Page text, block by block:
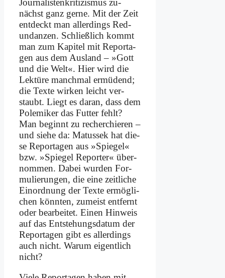
Jour­na­li­sten­kri­ti­zis­mus zu­
nächst ganz ger­ne. Mit der Zeit
ent­deckt man al­ler­dings Red­
un­dan­zen. Schließ­lich kommt
man zum Ka­pi­tel mit Re­por­ta­
gen aus dem Aus­land – »Gott
und die Welt«. Hier wird die
Lek­tü­re manch­mal er­mü­dend;
die Tex­te wir­ken leicht ver­
staubt. Liegt es dar­an, dass dem
Po­le­mi­ker das Fut­ter fehlt?
Man be­ginnt zu re­cher­chie­ren –
und sie­he da: Ma­tus­sek hat die­
se Re­por­ta­gen aus »Spie­gel«
bzw. »Spie­gel Re­por­ter« über­
nom­men. Da­bei wur­den For­
mu­lie­run­gen, die ei­ne zeit­li­che
Ein­ord­nung der Tex­te er­mög­li­
chen könn­ten, zu­meist ent­fernt
oder be­ar­bei­tet. Ei­nen Hin­weis
auf das Ent­ste­hungs­da­tum der
Re­por­ta­gen gibt es al­ler­dings
auch nicht. War­um ei­gent­lich
nicht?